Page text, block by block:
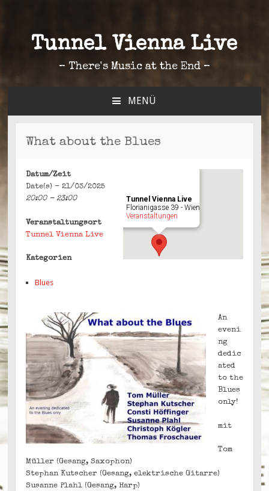
Tunnel Vienna Live
– There's Music at the End –
MENÜ
SPRINGEN
What about the Blues
Tunnel Vienna Live
Florianigasse 39 - Wien
Veranstaltungen
Datum/Zeit
Date(s) - 21/03/2025
20:00 - 23:00
Veranstaltungsort
Tunnel Vienna Live
Kategorien
Blues
An
eveni
ng
dedic
ated
to the
Blues
only!
mit
Tom
Müller (Gesang, Saxophon)
Stephan Kutscher (Gesang, elektrische Gitarre)
Susanne Plahl (Gesang, Harp)